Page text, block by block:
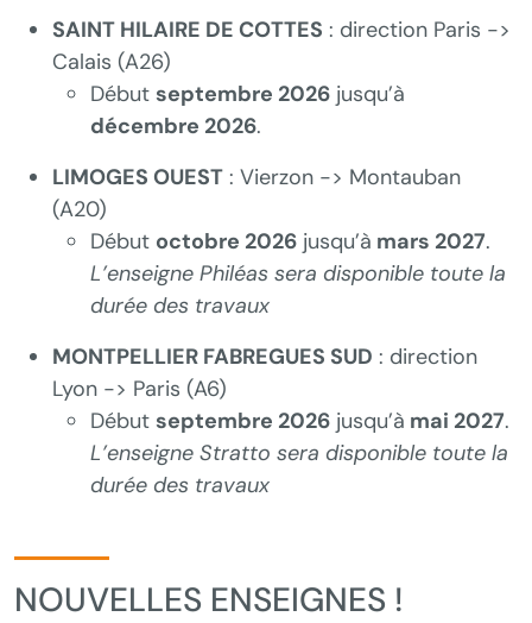
SAINT HILAIRE DE COTTES : direction Paris ->
Calais (A26)
Début septembre 2026 jusqu’à
décembre 2026.
LIMOGES OUEST : Vierzon -> Montauban
(A20)
Début octobre 2026 jusqu’à mars 2027.
L’enseigne Philéas sera disponible toute la
durée des travaux
MONTPELLIER FABREGUES SUD : direction
Lyon -> Paris (A6)
Début septembre 2026 jusqu’à mai 2027.
L’enseigne Stratto sera disponible toute la
durée des travaux
NOUVELLES ENSEIGNES !